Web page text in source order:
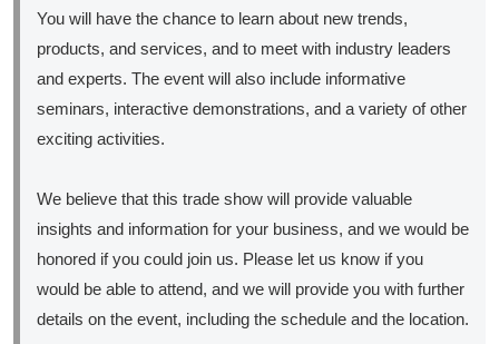
You will have the chance to learn about new trends,
products, and services, and to meet with industry leaders
and experts. The event will also include informative
seminars, interactive demonstrations, and a variety of other
exciting activities.
We believe that this trade show will provide valuable
insights and information for your business, and we would be
honored if you could join us. Please let us know if you
would be able to attend, and we will provide you with further
details on the event, including the schedule and the location.